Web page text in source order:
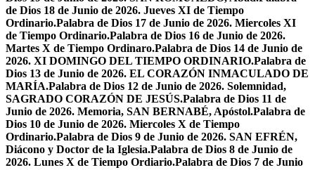
de Dios 18 de Junio de 2026. Jueves XI de Tiempo
Ordinario.Palabra de Dios 17 de Junio de 2026. Miercoles XI
de Tiempo Ordinario.Palabra de Dios 16 de Junio de 2026.
Martes X de Tiempo Ordinaro.Palabra de Dios 14 de Junio de
2026. XI DOMINGO DEL TIEMPO ORDINARIO.Palabra de
Dios 13 de Junio de 2026. EL CORAZÓN INMACULADO DE
MARÍA.Palabra de Dios 12 de Junio de 2026. Solemnidad,
SAGRADO CORAZÓN DE JESÚS.Palabra de Dios 11 de
Junio de 2026. Memoria, SAN BERNABÉ, Apóstol.Palabra de
Dios 10 de Junio de 2026. Miercoles X de Tiempo
Ordinario.Palabra de Dios 9 de Junio de 2026. SAN EFRÉN,
Diácono y Doctor de la Iglesia.Palabra de Dios 8 de Junio de
2026. Lunes X de Tiempo Ordiario.Palabra de Dios 7 de Junio